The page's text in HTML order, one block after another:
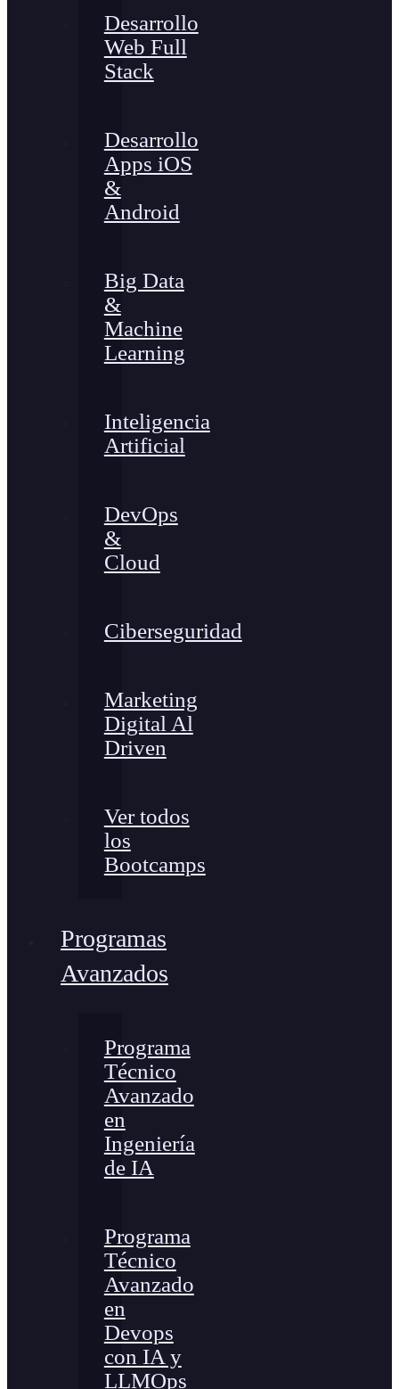
Desarrollo
Web Full
Stack
Desarrollo
Apps iOS
&
Android
Big Data
&
Machine
Learning
Inteligencia
Artificial
DevOps
&
Cloud
Ciberseguridad
Marketing
Digital Al
Driven
Ver todos
los
Bootcamps
Programas
Avanzados
Programa
Técnico
Avanzado
en
Ingeniería
de IA
Programa
Técnico
Avanzado
en
Devops
con IA y
LLMOps